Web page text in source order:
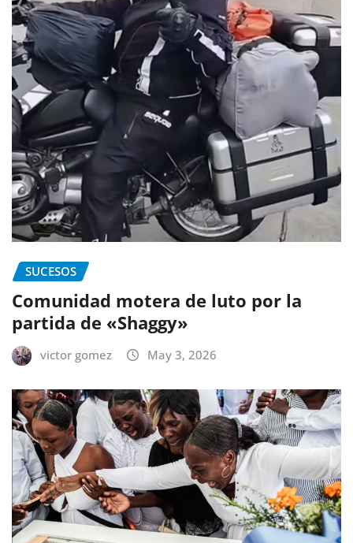
SUCESOS
Comunidad motera de luto por la
partida de «Shaggy»
victor gomez May 3, 2026